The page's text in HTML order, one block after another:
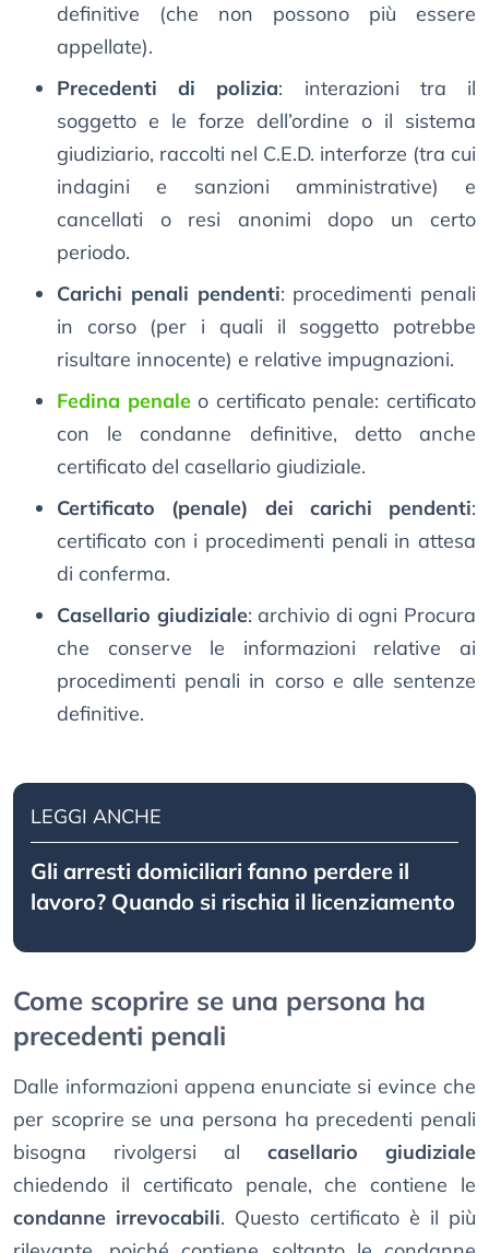
definitive (che non possono più essere
appellate).
Precedenti di polizia: interazioni tra il
soggetto e le forze dell’ordine o il sistema
giudiziario, raccolti nel C.E.D. interforze (tra cui
indagini e sanzioni amministrative) e
cancellati o resi anonimi dopo un certo
periodo.
Carichi penali pendenti: procedimenti penali
in corso (per i quali il soggetto potrebbe
risultare innocente) e relative impugnazioni.
Fedina penaleo certificato penale: certificato
con le condanne definitive, detto anche
certificato del casellario giudiziale.
Certificato (penale) dei carichi pendenti:
certificato con i procedimenti penali in attesa
di conferma.
Casellario giudiziale: archivio di ogni Procura
che conserve le informazioni relative ai
procedimenti penali in corso e alle sentenze
definitive.
LEGGI ANCHE
Gli arresti domiciliari fanno perdere il
lavoro? Quando si rischia il licenziamento
Come scoprire se una persona ha
precedenti penali
Dalle informazioni appena enunciate si evince che
per scoprire se una persona ha precedenti penali
bisogna rivolgersi al casellario giudiziale
chiedendo il certificato penale, che contiene le
condanne irrevocabili. Questo certificato è il più